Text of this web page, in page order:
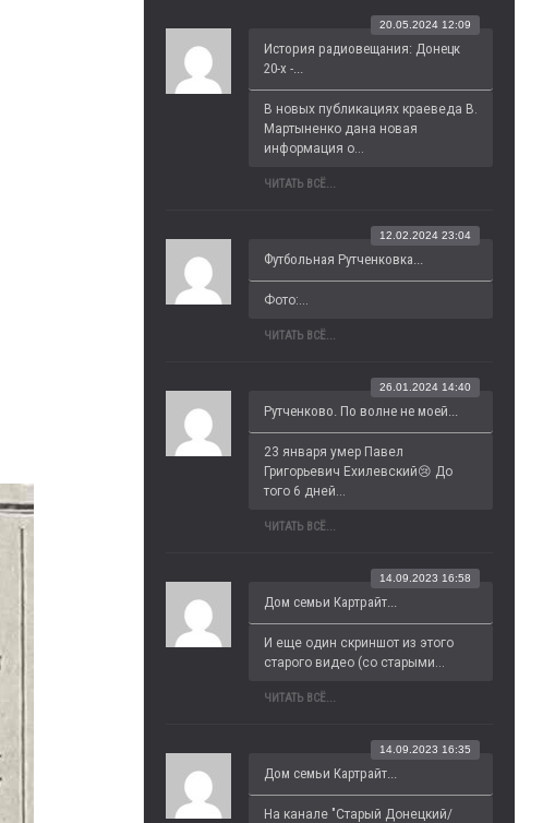
История радиовещания: Донецк
20-х -...
20.05.2024 12:09
В новых публикациях краеведа В.
Мартыненко дана новая
информация о...
ЧИТАТЬ ВСЁ...
Футбольная Рутченковка...
12.02.2024 23:04
Фото:...
ЧИТАТЬ ВСЁ...
Рутченково. По волне не моей...
26.01.2024 14:40
23 января умер Павел
Григорьевич Ехилевский😢 До
того 6 дней...
ЧИТАТЬ ВСЁ...
Дом семьи Картрайт...
14.09.2023 16:58
И еще один скриншот из этого
старого видео (со старыми...
ЧИТАТЬ ВСЁ...
Дом семьи Картрайт...
14.09.2023 16:35
На канале "Старый Донецкий/